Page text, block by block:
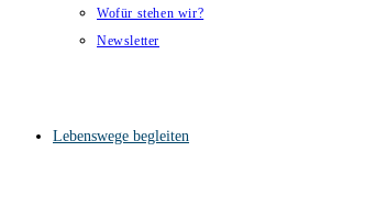
Wofür stehen wir?
Newsletter
Lebenswege begleiten